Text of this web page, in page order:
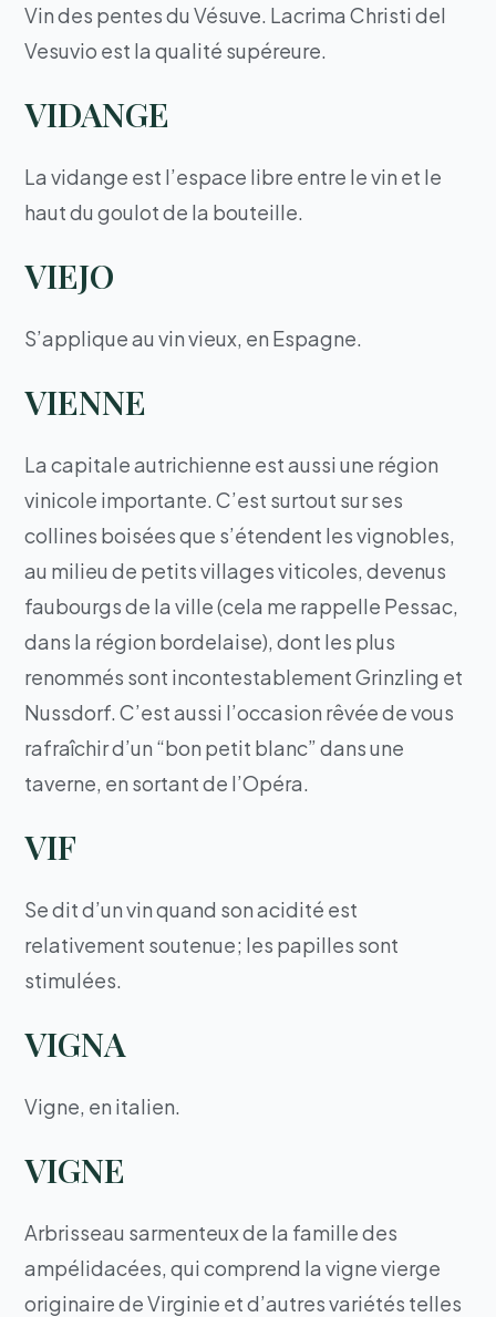
Vin des pentes du Vésuve. Lacrima Christi del
Vesuvio est la qualité supéreure.
VIDANGE
La vidange est l’espace libre entre le vin et le
haut du goulot de la bouteille.
VIEJO
S’applique au vin vieux, en Espagne.
VIENNE
La capitale autrichienne est aussi une région
vinicole importante. C’est surtout sur ses
collines boisées que s’étendent les vignobles,
au milieu de petits villages viticoles, devenus
faubourgs de la ville (cela me rappelle Pessac,
dans la région bordelaise), dont les plus
renommés sont incontestablement Grinzling et
Nussdorf. C’est aussi l’occasion rêvée de vous
rafraîchir d’un “bon petit blanc” dans une
taverne, en sortant de l’Opéra.
VIF
Se dit d’un vin quand son acidité est
relativement soutenue; les papilles sont
stimulées.
VIGNA
Vigne, en italien.
VIGNE
Arbrisseau sarmenteux de la famille des
ampélidacées, qui comprend la vigne vierge
originaire de Virginie et d’autres variétés telles